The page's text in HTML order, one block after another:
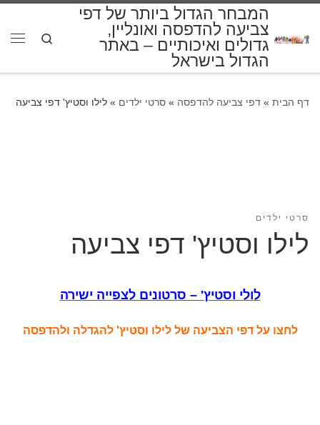
המבחר הגדול ביותר של דפי
צביעה להדפסה ואונליין,
גדולים ואיכותיים – באתר
הגדול בישראל
Search
דף הבית » דפי צביעה להדפסה » סרטי ילדים » לילו וסטיץ' דפי צביעה
סרטי ילדים
לילו וסטיץ' דפי צביעה
לולי וסטיץ' – סרטונים לצפייה ישירה
לחצו על דפי הצביעה של לילו וסטיץ' להגדלה ולהדפסה